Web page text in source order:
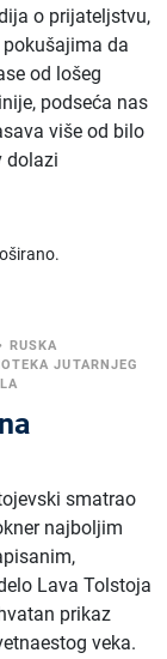
o prijateljstvu,
da
od lošeg
podseća nas
više od bilo
dolazi
RUSKA
JUTARNJEG
smatrao
najboljim
Lava Tolstoja
prikaz
veka.